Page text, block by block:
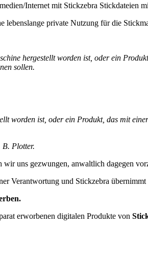
Internet mit Stickzebra Stickdateien
private Nutzung für die
hergestellt worden ist, oder ein
sollen.
worden ist, oder ein Produkt, das mit
B. Plotter.
wir uns gezwungen, anwaltlich dagegen
Verantwortung und Stickzebra
erworbenen digitalen Produkte von